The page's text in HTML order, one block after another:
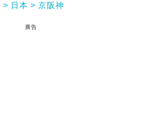
日本 京阪神
廣告